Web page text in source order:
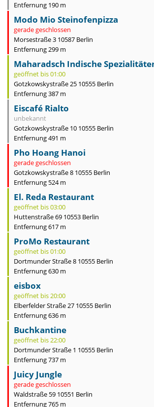
Entfernung 190 m
Modo Mio Steinofenpizza
gerade geschlossen
Morsestraße 3 10587 Berlin
Entfernung 299 m
Maharadsch Indische
geöffnet bis 01:00
Gotzkowskystraße 25 10555 Berlin
Entfernung 387 m
Eiscafé Rialto
unbekannt
Gotzkowskystraße 10 10555 Berlin
Entfernung 491 m
Pho Hoang Hanoi
gerade geschlossen
Gotzkowskystraße 8 10555 Berlin
Entfernung 524 m
El. Reda Restaurant
geöffnet bis 03:00
Huttenstraße 69 10553 Berlin
Entfernung 617 m
ProMo Restaurant
geöffnet bis 01:00
Dortmunder Straße 8 10555 Berlin
Entfernung 630 m
eisbox
geöffnet bis 20:00
Elberfelder Straße 27 10555 Berlin
Entfernung 636 m
Buchkantine
geöffnet bis 22:00
Dortmunder Straße 1 10555 Berlin
Entfernung 737 m
Juicy Jungle
gerade geschlossen
Waldstraße 59 10551 Berlin
Entfernung 765 m